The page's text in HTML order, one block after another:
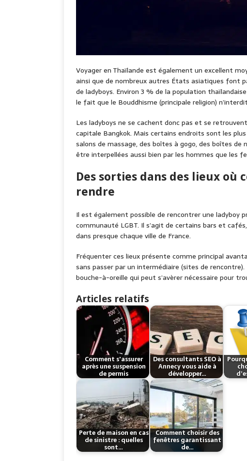
Voyager en Thaïlande est également un excellent
ainsi que de nombreux autres États asiatiques font
de ladyboys. Environ 3 % de la population
le fait que le Bouddhisme (principale religion)
Les ladyboys ne se cachent donc pas et se
capitale Bangkok. Mais certains endroits sont les
salons de massage, des boîtes à gogo, des boîtes
être interpellées aussi bien par les hommes que les
Des sorties dans des lieux où
rendre
Il est également possible de rencontrer une ladyboy
communauté LGBT. Il s’agit de certains bars et
dans presque chaque ville de France.
Fréquenter ces lieux présente comme principal
sans passer par un intermédiaire (sites de
bouche-à-oreille qui peut s’avèrer nécessaire pour
Articles relatifs
Comment s'assurer
après une suspension
de permis
Des consultants SEO à
Annecy vous aide à
développer…
Perte de maison en cas
de sinistre : quelles
sont…
Comment choisir des
fenêtres garantissant
de…